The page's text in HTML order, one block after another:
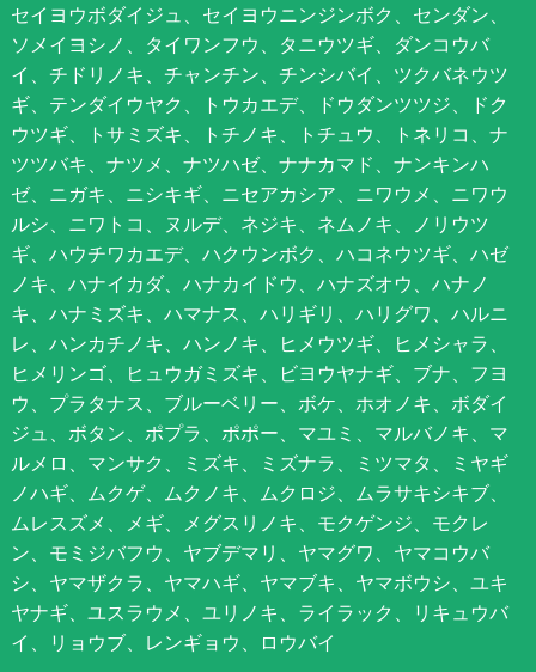
セイヨウボダイジュ、セイヨウニンジンボク、センダン、
ソメイヨシノ、タイワンフウ、タニウツギ、ダンコウバ
イ、チドリノキ、チャンチン、チンシバイ、ツクバネウツ
ギ、テンダイウヤク、トウカエデ、ドウダンツツジ、ドク
ウツギ、トサミズキ、トチノキ、トチュウ、トネリコ、ナ
ツツバキ、ナツメ、ナツハゼ、ナナカマド、ナンキンハ
ゼ、ニガキ、ニシキギ、ニセアカシア、ニワウメ、ニワウ
ルシ、ニワトコ、ヌルデ、ネジキ、ネムノキ、ノリウツ
ギ、ハウチワカエデ、ハクウンボク、ハコネウツギ、ハゼ
ノキ、ハナイカダ、ハナカイドウ、ハナズオウ、ハナノ
キ、ハナミズキ、ハマナス、ハリギリ、ハリグワ、ハルニ
レ、ハンカチノキ、ハンノキ、ヒメウツギ、ヒメシャラ、
ヒメリンゴ、ヒュウガミズキ、ビヨウヤナギ、ブナ、フヨ
ウ、プラタナス、ブルーベリー、ボケ、ホオノキ、ボダイ
ジュ、ボタン、ポプラ、ポポー、マユミ、マルバノキ、マ
ルメロ、マンサク、ミズキ、ミズナラ、ミツマタ、ミヤギ
ノハギ、ムクゲ、ムクノキ、ムクロジ、ムラサキシキブ、
ムレスズメ、メギ、メグスリノキ、モクゲンジ、モクレ
ン、モミジバフウ、ヤブデマリ、ヤマグワ、ヤマコウバ
シ、ヤマザクラ、ヤマハギ、ヤマブキ、ヤマボウシ、ユキ
ヤナギ、ユスラウメ、ユリノキ、ライラック、リキュウバ
イ、リョウブ、レンギョウ、ロウバイ